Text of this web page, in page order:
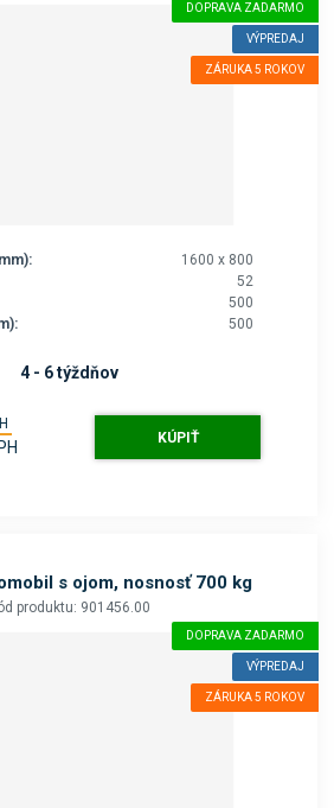
DOPRAVA ZADARMO
VÝPREDAJ
ZÁRUKA 5 ROKOV
1600 x 800
52
500
500
4 - 6 týždňov
KÚPIŤ
s ojom, nosnosť 700 kg
produktu: 901456.00
DOPRAVA ZADARMO
VÝPREDAJ
ZÁRUKA 5 ROKOV